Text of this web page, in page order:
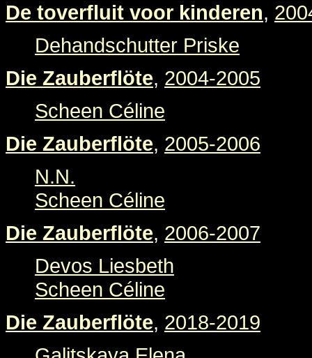
De toverfluit voor kinderen,
Dehandschutter Priske
Die Zauberflöte, 2004-2005
Scheen Céline
Die Zauberflöte, 2005-2006
N.N.
Scheen Céline
Die Zauberflöte, 2006-2007
Devos Liesbeth
Scheen Céline
Die Zauberflöte, 2018-2019